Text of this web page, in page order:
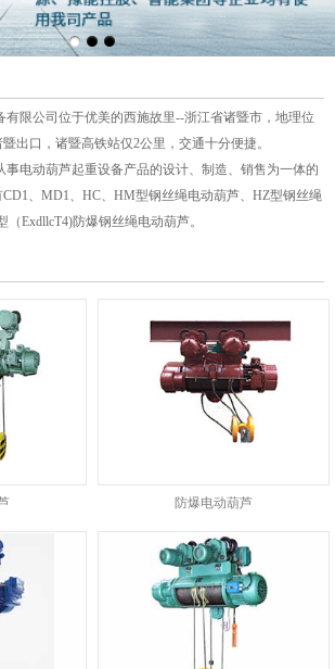
限公司位于优美的西施故里--浙江省诸暨市，地理位
出口，诸暨高铁站仅2公里，交通十分便捷。
电动葫芦起重设备产品的设计、制造、销售为一体的
、MD1、HC、HM型钢丝绳电动葫芦、HZ型钢丝绳
ExdllcT4)防爆钢丝绳电动葫芦。
防爆电动葫芦